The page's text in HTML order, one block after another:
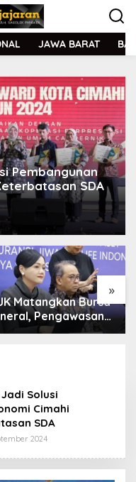
JAWA BARAT
Pembangunan
SDA
»
Matangkan Bursa
Pengawasan
Dimulai Awal
Solusi
Cimahi
SDA
2024
E
H
R